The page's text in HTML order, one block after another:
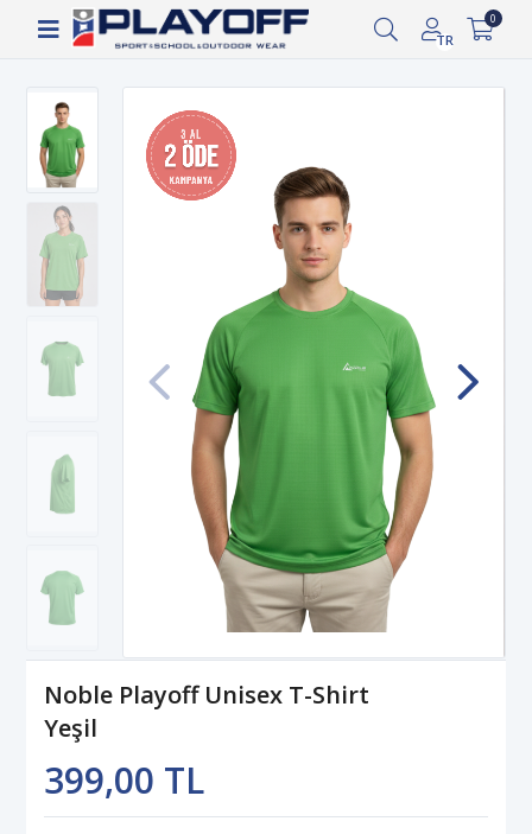
1.000 TL ve üzeri ücretsiz kargo!
TR
0
Noble Playoff Unisex T-Shirt
Yeşil
399,00 TL